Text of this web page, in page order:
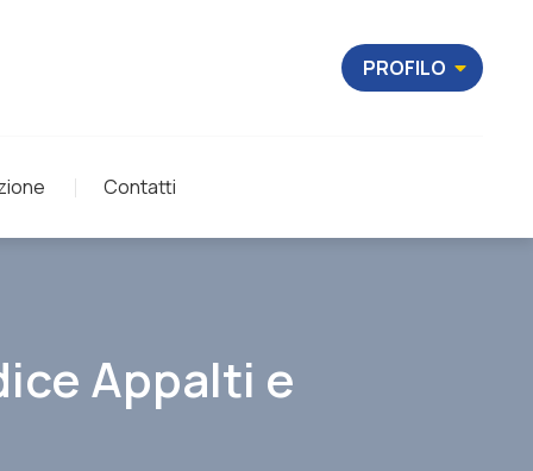
PROFILO
Contatti
Appalti e